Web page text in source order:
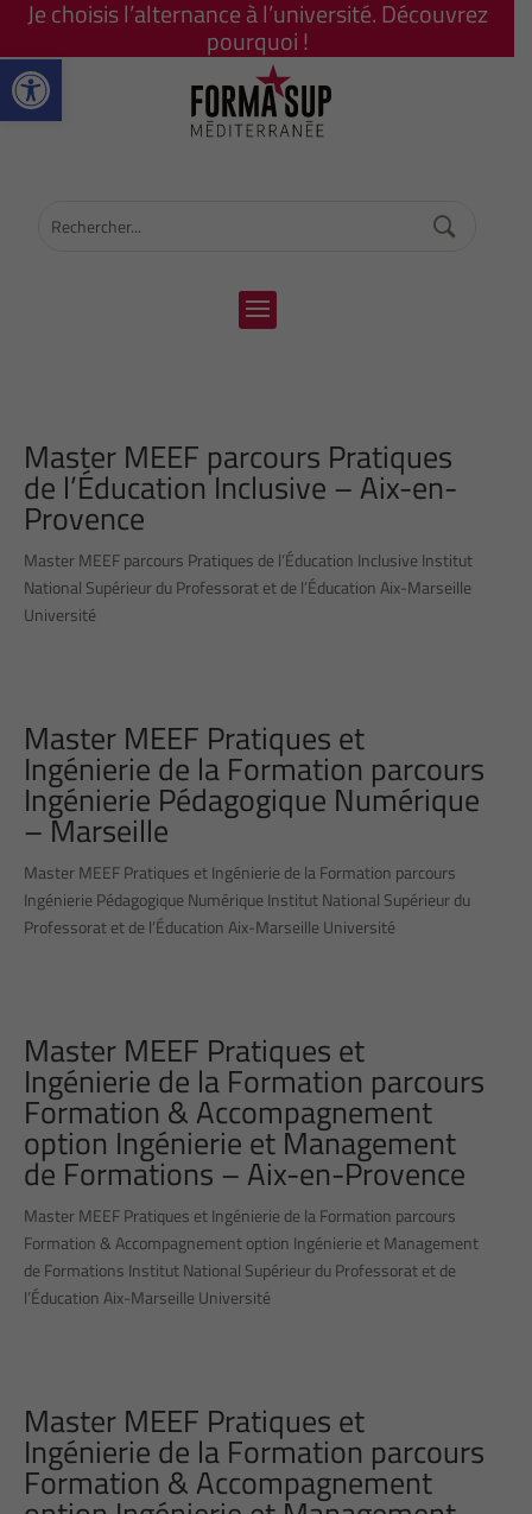
Ouvrir la barre d’outils
Je choisis l’alternance à l’université. Découvrez
pourquoi !
Master MEEF parcours Pratiques
de l’Éducation Inclusive – Aix-en-
Provence
Master MEEF parcours Pratiques de l’Éducation Inclusive Institut
National Supérieur du Professorat et de l’Éducation Aix-Marseille
Université
Master MEEF Pratiques et
Ingénierie de la Formation parcours
Ingénierie Pédagogique Numérique
– Marseille
Master MEEF Pratiques et Ingénierie de la Formation parcours
Ingénierie Pédagogique Numérique Institut National Supérieur du
Professorat et de l’Éducation Aix-Marseille Université
Master MEEF Pratiques et
Ingénierie de la Formation parcours
Formation & Accompagnement
option Ingénierie et Management
de Formations – Aix-en-Provence
Master MEEF Pratiques et Ingénierie de la Formation parcours
Formation & Accompagnement option Ingénierie et Management
de Formations Institut National Supérieur du Professorat et de
l’Éducation Aix-Marseille Université
Master MEEF Pratiques et
Ingénierie de la Formation parcours
Formation & Accompagnement